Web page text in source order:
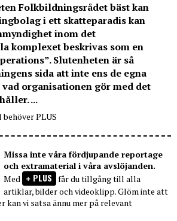
Folkbildningsrådet bäst kan
i ett skatteparadis kan
inom det
komplexet beskrivas som en
Slutenheten är så
sida att inte ens de egna
organisationen gör med det
...
PLUS
Missa inte våra fördjupande reportage
och extramaterial i våra avslöjanden.
Med
PLUS får du tillgång till alla
artiklar, bilder och videoklipp. Glöm inte att
kan vi satsa ännu mer på relevant